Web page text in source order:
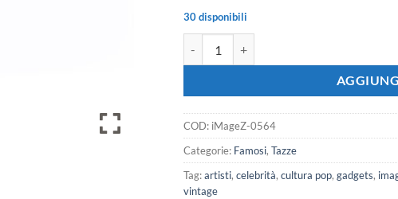
30 disponibili
COD: iMageZ-0564
Categorie: Famosi,Tazze
Tag:artisti,celebrità,cultura pop,gadgets,
vintage